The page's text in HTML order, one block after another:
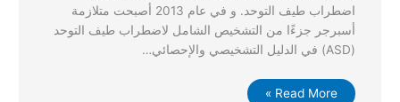
اضطراب طيف التوحد. و في عام 2013 أصبحت متلازمة
أسبرجر جزءًا من التشخيص الشامل لاضطراب طيف التوحد
(ASD) في الدليل التشخيصي والإحصائي…
Read More »